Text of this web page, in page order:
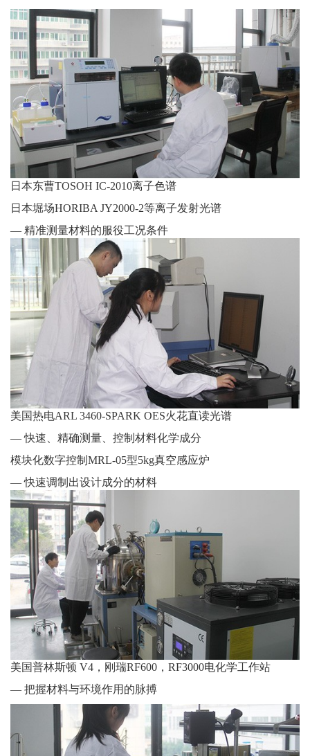
日本东曹TOSOH IC-2010离子色谱
日本堀场HORIBA JY2000-2等离子发射光谱
— 精准测量材料的服役工况条件
美国热电ARL 3460-SPARK OES火花直读光谱
— 快速、精确测量、控制材料化学成分
模块化数字控制MRL-05型5kg真空感应炉
— 快速调制出设计成分的材料
美国普林斯顿 V4，刚瑞RF600，RF3000电化学工作站
— 把握材料与环境作用的脉搏